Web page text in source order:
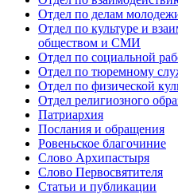
Отдел по делам
Отдел по культуре и
обществом и СМИ
Отдел по социальной
Отдел по тюремному
Отдел по физической
Отдел религиозного
Патриархия
Послания и обращения
Ровеньское благочиние
Слово Архипастыря
Слово Первосвятителя
Статьи и публикации